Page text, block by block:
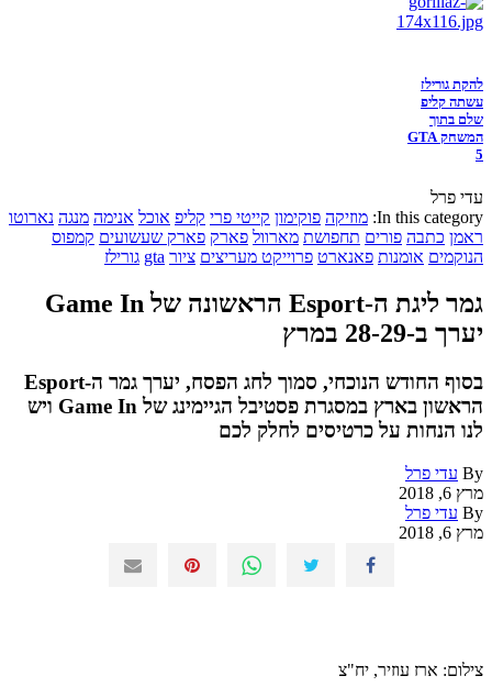
להקת גורילז
עשתה קליפ
שלם בתוך
המשחק GTA
5
עדי פרל
In this category: מוזיקה פוקימון קייטי פרי קליפ אוכל אנימה מנגה נארוטו
ראמן כתבה פורים תחפושת מארוול פארק פארק שעשועים קמפוס
הנוקמים אומנות פאנארט פרוייקט מעריצים ציור gta גורילז
גמר ליגת ה-Esport הראשונה של Game In
יערך ב-28-29 במרץ
בסוף החודש הנוכחי, סמוך לחג הפסח, יערך גמר ה-Esport
הראשון בארץ במסגרת פסטיבל הגיימינג של Game In ויש
לנו הנחות על כרטיסים לחלק לכם
By עדי פרל
מרץ 6, 2018
By עדי פרל
מרץ 6, 2018
צילום: ארז עוזיר, יח"צ